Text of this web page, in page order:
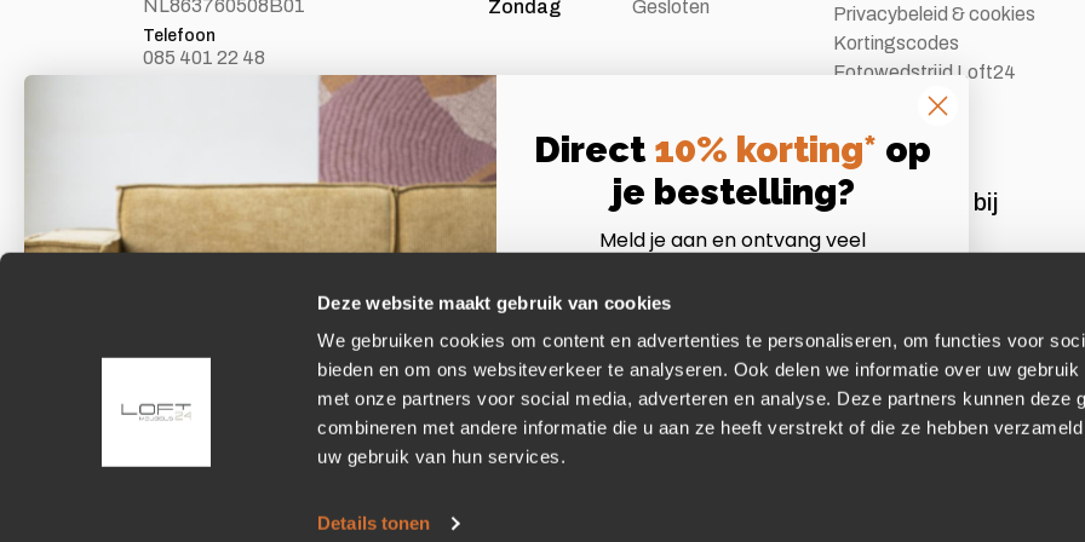
Deze website maakt gebruik van cookies
We gebruiken cookies om content en advertenties te personaliseren, om functies voor
bieden en om ons websiteverkeer te analyseren. Ook delen we informatie over uw
met onze partners voor social media, adverteren en analyse. Deze partners kunnen deze
combineren met andere informatie die u aan ze heeft verstrekt of die ze hebben
uw gebruik van hun services.
Details tonen
NL863760508B01
Telefoon
085 401 22 48
Zondag
Gesloten
Privacybeleid & cookies
Kortingscodes
Fotowedstrijd Loft24
Laat je inspireren
Facebook
Instagram
Aangesloten bij
Direct 10% korting* op
je bestelling?
Meld je aan en ontvang veel
*Let op:niet te combineren met andere acties of
Email